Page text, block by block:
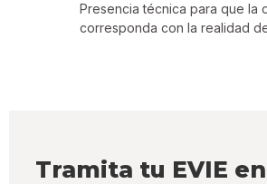
Presencia técnica para que la
corresponda con la realidad
Tramita tu EVIE